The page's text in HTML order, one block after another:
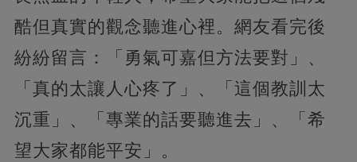
酷但真實的觀念聽進心裡。網友看完後
紛紛留言：「勇氣可嘉但方法要對」、
「真的太讓人心疼了」、「這個教訓太
沉重」、「專業的話要聽進去」、「希
望大家都能平安」。